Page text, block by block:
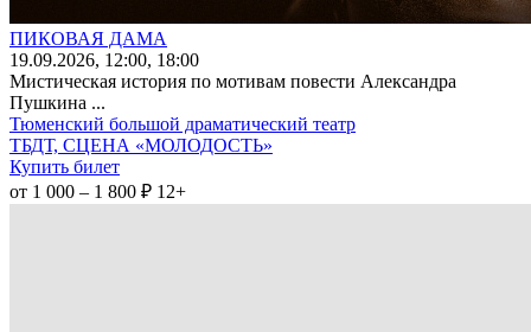
ПИКОВАЯ ДАМА
19.09.2026, 12:00, 18:00
Мистическая история по мотивам повести Александра
Пушкина ...
Тюменский большой драматический театр
ТБДТ, СЦЕНА «МОЛОДОСТЬ»
Купить билет
от 1 000 – 1 800 ₽ 12+